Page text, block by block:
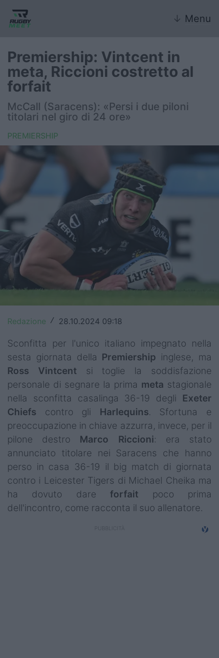
↓ Menu
Nazionale
Nazionali giovanili
Rugby Sevens
FIR
Internazionale
6 Nazioni
United Rugby Championship
Top14
Premiership
Champions Cup
World Rugby
Rugby World Cup
Super Rugby
Rugby in TV
Mercato
Serie A Elite
Campionati
Serie A
Serie B
Serie C
Premiership: Vintcent in
meta, Riccioni costretto al
forfait
McCall (Saracens): «Persi i due piloni
titolari nel giro di 24 ore»
PREMIERSHIP
Redazione / 28.10.2024 09:18
Sconfitta per l'unico italiano impegnato nella
sesta giornata della Premiership inglese, ma
Ross
Vintcentsi toglie la soddisfazione
personale di segnare la prima meta stagionale
nella sconfitta casalinga 36-19 degli Exeter
Chiefs contro gli Harlequins. Sfortuna e
preoccupazione in chiave azzurra, invece, per il
pilone destro Marco Riccioni: era stato
annunciato titolare nei Saracens che hanno
perso in casa 36-19 il big match di giornata
contro i Leicester Tigers di Michael Cheika ma
ha dovuto dareforfait poco prima
dell'incontro, come racconta il suo allenatore.